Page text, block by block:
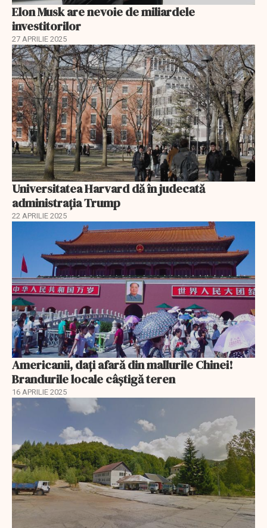
Elon Musk are nevoie de miliardele
investitorilor
27 APRILIE 2025
Universitatea Harvard dă în judecată
administrația Trump
22 APRILIE 2025
Americanii, dați afară din mallurile Chinei!
Brandurile locale câștigă teren
16 APRILIE 2025